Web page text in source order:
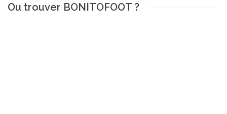
Ou trouver BONITOFOOT ?